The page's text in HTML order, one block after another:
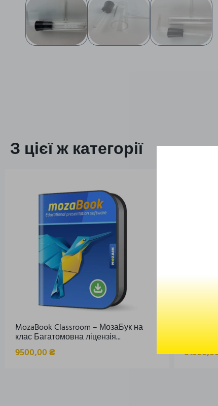
З цієї ж категорії
MozaBook Classroom – МозаБук на
клас Багатомовна ліцензія...
9500,00₴
309St